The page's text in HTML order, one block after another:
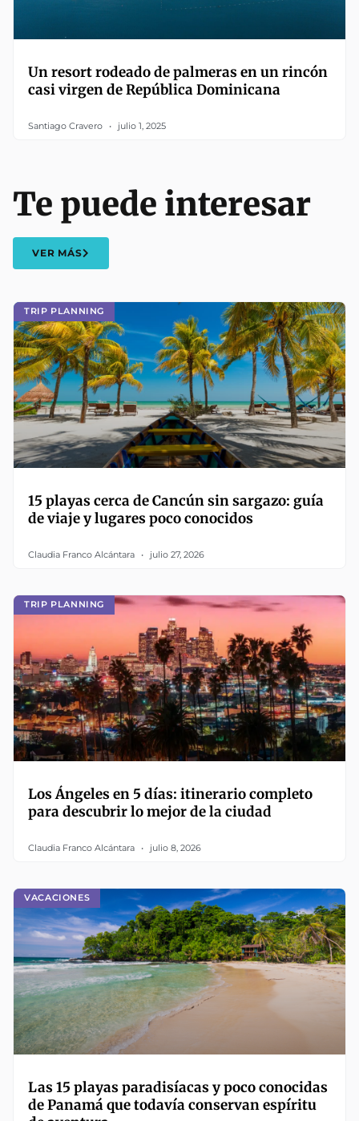
Un resort rodeado de palmeras en un rincón
casi virgen de República Dominicana
Santiago Cravero julio 1, 2025
TRIP PLANNING
15 playas cerca de Cancún sin sargazo: guía
de viaje y lugares poco conocidos
Claudia Franco Alcántara julio 27, 2026
TRIP PLANNING
Los Ángeles en 5 días: itinerario completo
para descubrir lo mejor de la ciudad
Claudia Franco Alcántara julio 8, 2026
VACACIONES
Las 15 playas paradisíacas y poco conocidas
de Panamá que todavía conservan espíritu
Te puede interesar
VER MÁS